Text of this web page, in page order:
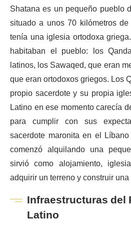
Shatana es un pequeño pueblo
situado a unos 70 kilómetros
tenía una iglesia ortodoxa
habitaban el pueblo: los
latinos, los Sawaqed, que eran
que eran ortodoxos griegos. Los
propio sacerdote y su propia
Latino en ese momento carecía
para cumplir con sus
sacerdote maronita en el
comenzó alquilando una
sirvió como alojamiento,
adquirir un terreno y construir
Infraestructuras del
Latino